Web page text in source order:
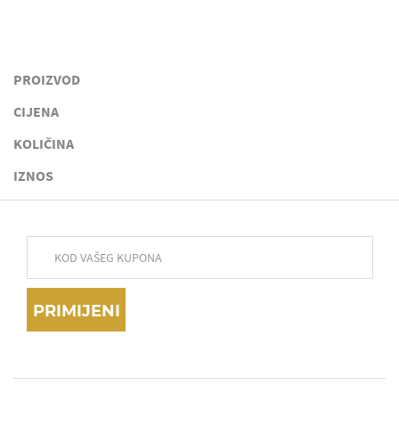
PROIZVOD
CIJENA
KOLIČINA
IZNOS
PRIMIJENI